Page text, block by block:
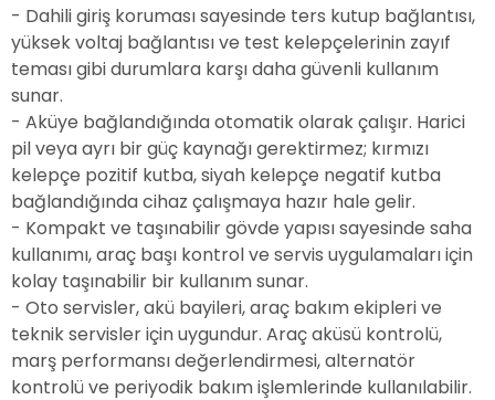
- Dahili giriş koruması sayesinde ters kutup bağlantısı,
yüksek voltaj bağlantısı ve test kelepçelerinin zayıf
teması gibi durumlara karşı daha güvenli kullanım
sunar.
- Aküye bağlandığında otomatik olarak çalışır. Harici
pil veya ayrı bir güç kaynağı gerektirmez; kırmızı
kelepçe pozitif kutba, siyah kelepçe negatif kutba
bağlandığında cihaz çalışmaya hazır hale gelir.
- Kompakt ve taşınabilir gövde yapısı sayesinde saha
kullanımı, araç başı kontrol ve servis uygulamaları için
kolay taşınabilir bir kullanım sunar.
- Oto servisler, akü bayileri, araç bakım ekipleri ve
teknik servisler için uygundur. Araç aküsü kontrolü,
marş performansı değerlendirmesi, alternatör
kontrolü ve periyodik bakım işlemlerinde kullanılabilir.